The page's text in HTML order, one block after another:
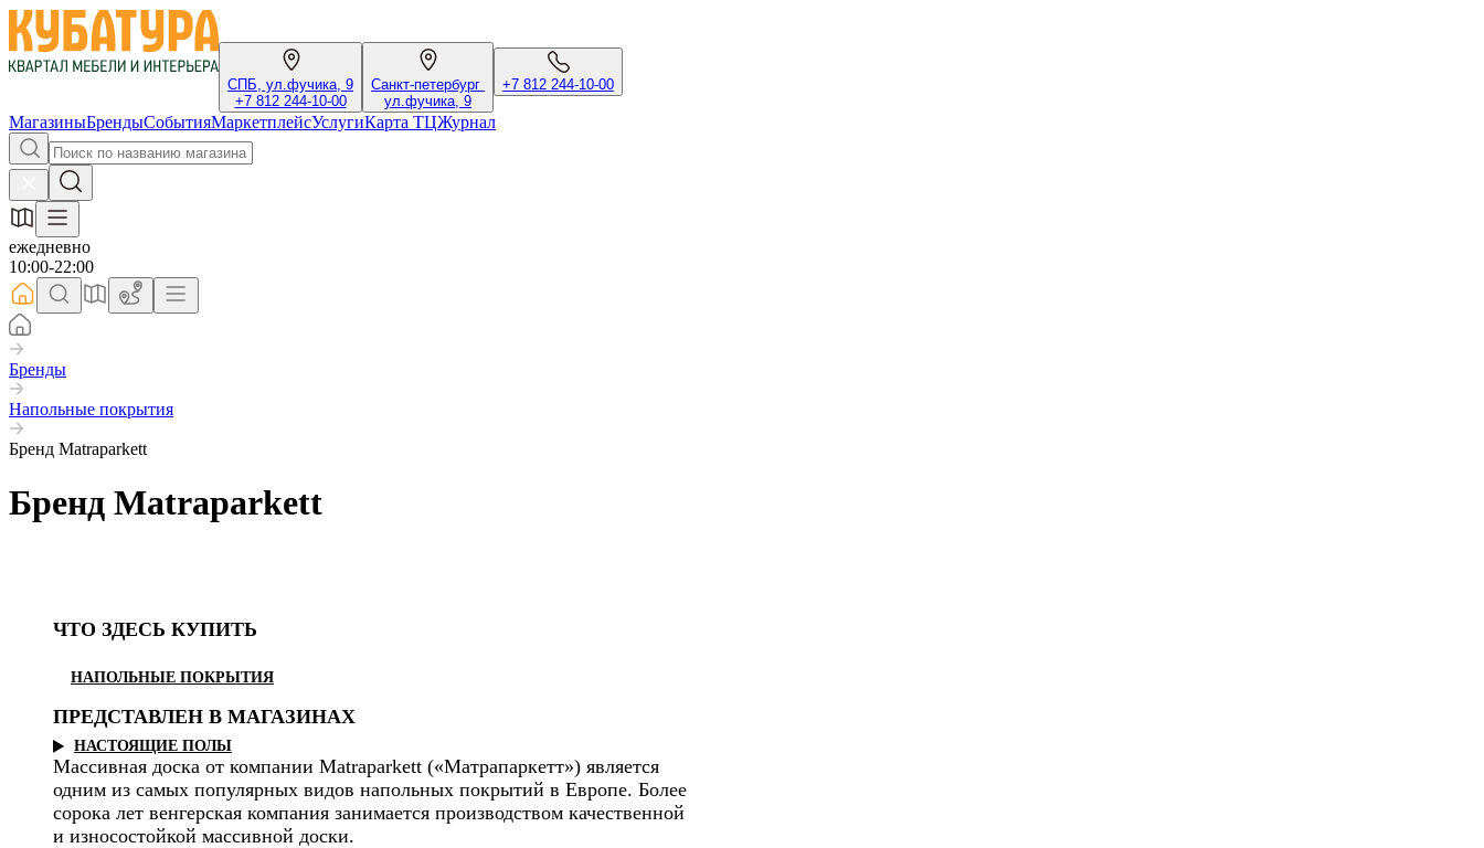
СПБ, ул.фучика, 9
+7 812 244-10-00
Санкт-петербург
ул.фучика, 9
+7 812 244-10-00
МагазиныБрендыСобытияМаркетплейсУслугиКарта ТЦЖурнал
ежедневно
10:00-22:00
Бренды
Напольные покрытия
Бренд Matraparkett
Бренд Matraparkett
ЧТО ЗДЕСЬ КУПИТЬ
НАПОЛЬНЫЕ ПОКРЫТИЯ
ПРЕДСТАВЛЕН В МАГАЗИНАХ
НАСТОЯЩИЕ ПОЛЫ
Массивная доска от компании Matraparkett («Матрапаркетт») является
одним из самых популярных видов напольных покрытий в Европе. Более
сорока лет венгерская компания занимается производством качественной
и износостойкой массивной доски.